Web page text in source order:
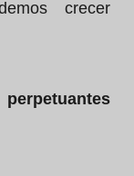
crecer